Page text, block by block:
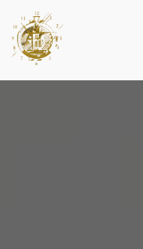
Panneau de gestion